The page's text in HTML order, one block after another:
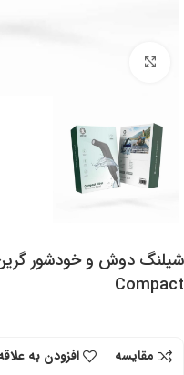
Compact
مقایسه
افزودن به